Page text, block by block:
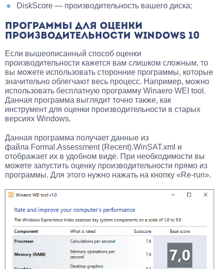
DiskScore — производительность вашего диска;
ПРОГРАММЫ ДЛЯ ОЦЕНКИ
ПРОИЗВОДИТЕЛЬНОСТИ WINDOWS 10
Если вышеописанный способ оценки
производительности кажется вам слишком сложным, то
вы можете использовать сторонние программы, которые
значительно облегчают весь процесс. Например, можно
использовать бесплатную программу Winaero WEI tool.
Данная программа выглядит точно также, как
инструмент для оценки производительности в старых
версиях Windows.
Данная программа получает данные из
файла Formal.Assessment (Recent).WinSAT.xml и
отображает их в удобном виде. При необходимости вы
можете запустить оценку производительности прямо из
программы. Для этого нужно нажать на кнопку «Re-run».